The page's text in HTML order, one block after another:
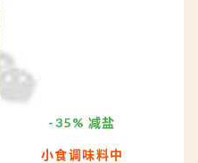
-35% 减盐
小食调味料中